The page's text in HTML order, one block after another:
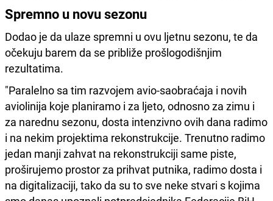
Spremno u novu sezonu
Dodao je da ulaze spremni u ovu ljetnu sezonu, te da
očekuju barem da se približe prošlogodišnjim
rezultatima.
"Paralelno sa tim razvojem avio-saobraćaja i novih
aviolinija koje planiramo i za ljeto, odnosno za zimu i
za narednu sezonu, dosta intenzivno ovih dana radimo
i na nekim projektima rekonstrukcije. Trenutno radimo
jedan manji zahvat na rekonstrukciji same piste,
proširujemo prostor za prihvat putnika, radimo dosta i
na digitalizaciji, tako da su to sve neke stvari s kojima